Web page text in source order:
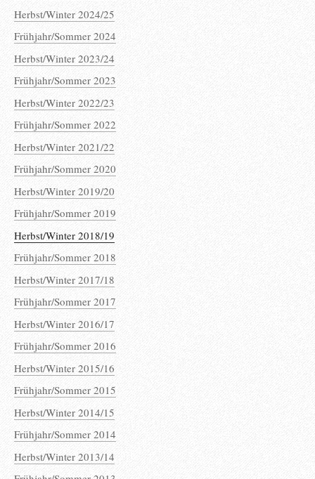
Herbst/Winter 2024/25
Frühjahr/Sommer 2024
Herbst/Winter 2023/24
Frühjahr/Sommer 2023
Herbst/Winter 2022/23
Frühjahr/Sommer 2022
Herbst/Winter 2021/22
Frühjahr/Sommer 2020
Herbst/Winter 2019/20
Frühjahr/Sommer 2019
Herbst/Winter 2018/19
Frühjahr/Sommer 2018
Herbst/Winter 2017/18
Frühjahr/Sommer 2017
Herbst/Winter 2016/17
Frühjahr/Sommer 2016
Herbst/Winter 2015/16
Frühjahr/Sommer 2015
Herbst/Winter 2014/15
Frühjahr/Sommer 2014
Herbst/Winter 2013/14